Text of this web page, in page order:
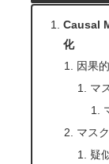
Causal
化
因果
マ
マス
疑